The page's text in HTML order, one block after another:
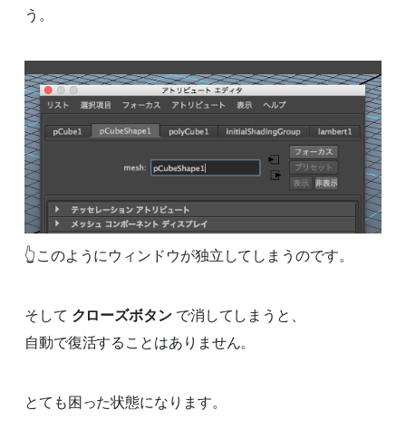
う。
👆このようにウィンドウが独立してしまうのです。
そして クローズボタンで消してしまうと、
自動で復活することはありません。
とても困った状態になります。